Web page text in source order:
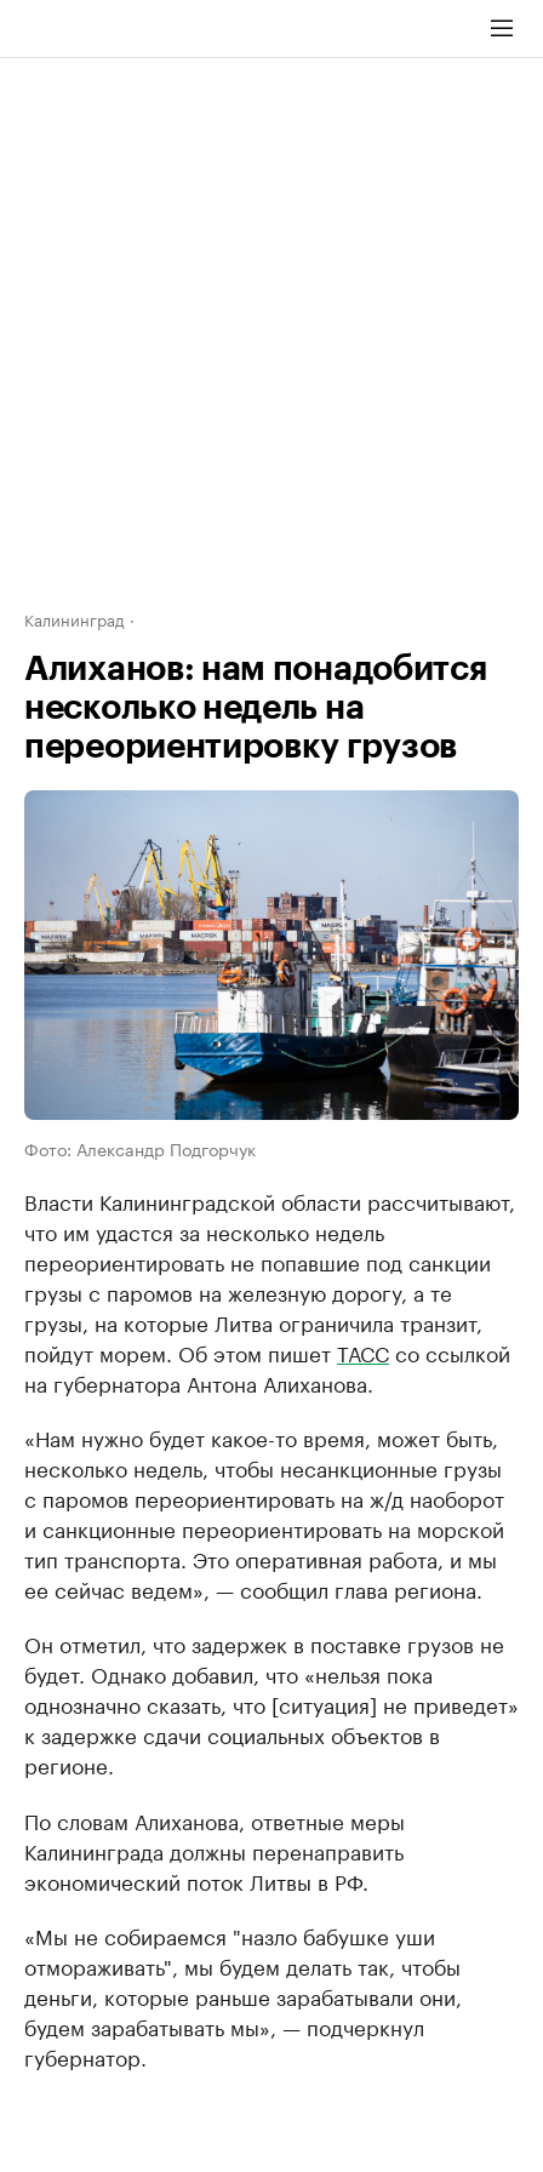
Калининград
Алиханов: нам понадобится
несколько недель на
переориентировку грузов
Фото: Александр Подгорчук
Власти Калининградской области рассчитывают,
что им удастся за несколько недель
переориентировать не попавшие под санкции
грузы с паромов на железную дорогу, а те
грузы, на которые Литва ограничила транзит,
пойдут морем. Об этом пишетТАССсо ссылкой
на губернатора Антона Алиханова.
«Нам нужно будет какое-то время, может быть,
несколько недель, чтобы несанкционные грузы
с паромов переориентировать на ж/д наоборот
и санкционные переориентировать на морской
тип транспорта. Это оперативная работа, и мы
ее сейчас ведем», — сообщил глава региона.
Он отметил, что задержек в поставке грузов не
будет. Однако добавил, что «нельзя пока
однозначно сказать, что [ситуация] не приведет»
к задержке сдачи социальных объектов в
регионе.
По словам Алиханова, ответные меры
Калининграда должны перенаправить
экономический поток Литвы в РФ.
«Мы не собираемся "назло бабушке уши
отмораживать", мы будем делать так, чтобы
деньги, которые раньше зарабатывали они,
будем зарабатывать мы», — подчеркнул
губернатор.